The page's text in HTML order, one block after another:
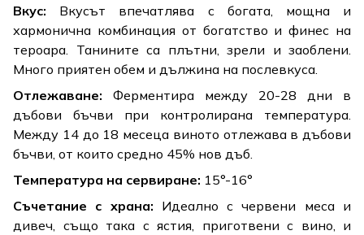
Вкус: Вкусът впечатлява с богата, мощна и
хармонична комбинация от богатство и финес на
тероара. Танините са плътни, зрели и заоблени.
Много приятен обем и дължина на послевкуса.
Отлежаване: Ферментира между 20-28 дни в
дъбови бъчви при контролирана температура.
Между 14 до 18 месеца виното отлежава в дъбови
бъчви, от които средно 45% нов дъб.
Температура на сервиране: 15°-16°
Съчетание с храна: Идеално с червени меса и
дивеч, също така с ястия, приготвени с вино, и